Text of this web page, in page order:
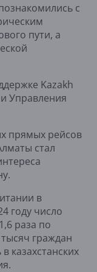
с
пути, а
Kazakh
Управления
прямых рейсов
стал
в
году число
раза по
граждан
казахстанских